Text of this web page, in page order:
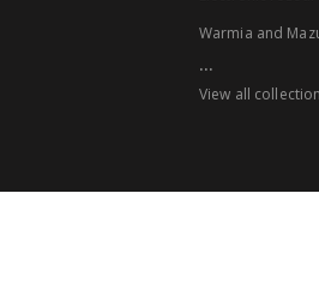
Warmia and
...
View all